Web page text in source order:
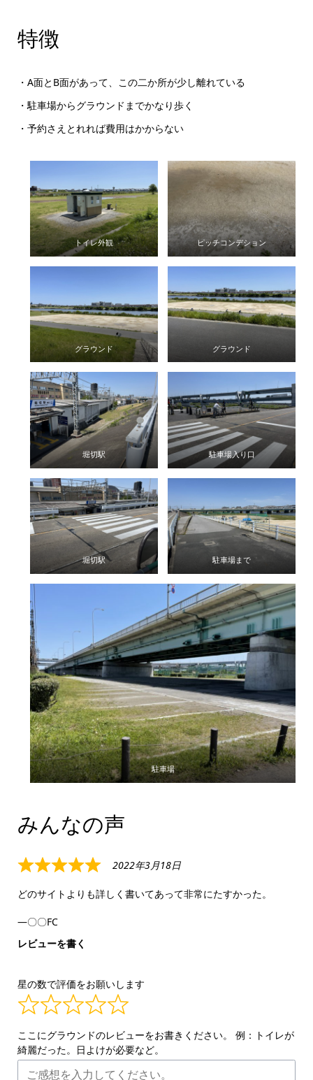
特徴
・A面とB面があって、この二か所が少し離れている
・駐車場からグラウンドまでかなり歩く
・予約さえとれれば費用はかからない
トイレ外観 ピッチコンデション
グラウンド グラウンド
堀切駅 駐車場入り口
堀切駅 駐車場まで
駐車場
みんなの声
Rated
5
5
2022年3月18日
どのサイトよりも詳しく書いてあって非常にたすかった。
〇〇FC
レビューを書く
星の数で評価をお願いします
ここにグラウンドのレビューをお書きください。 例：トイレが
綺麗だった。日よけが必要など。